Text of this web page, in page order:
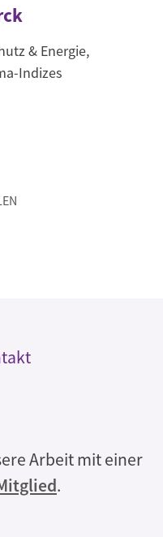
& Energie,
Indizes
Arbeit mit einer
.